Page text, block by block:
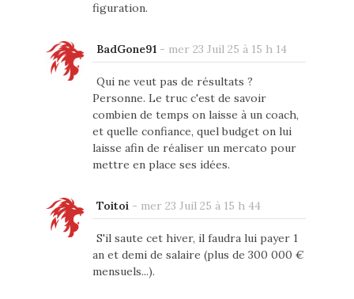
figuration.
BadGone91- mer 23 Juil 25 à 15 h 14
Qui ne veut pas de résultats ?
Personne. Le truc c'est de savoir
combien de temps on laisse à un coach,
et quelle confiance, quel budget on lui
laisse afin de réaliser un mercato pour
mettre en place ses idées.
Toitoi- mer 23 Juil 25 à 15 h 44
S'il saute cet hiver, il faudra lui payer 1
an et demi de salaire (plus de 300 000 €
mensuels...).